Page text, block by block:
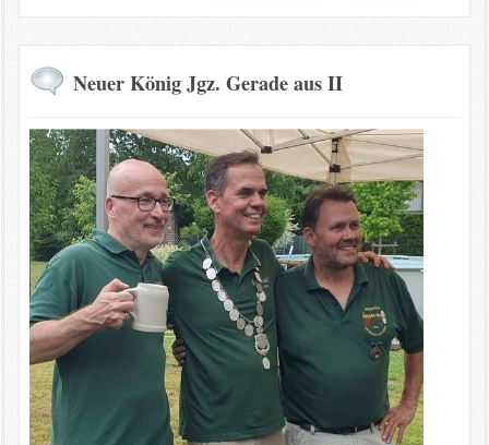
Neuer König Jgz. Gerade aus II